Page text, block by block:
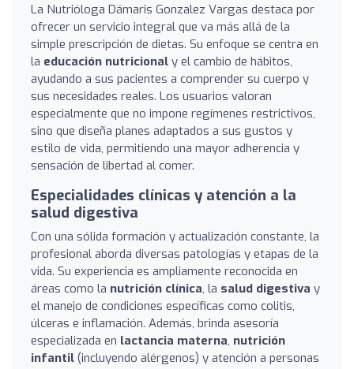
La Nutrióloga Dámaris Gonzalez Vargas destaca por
ofrecer un servicio integral que va más allá de la
simple prescripción de dietas. Su enfoque se centra en
la educación nutricional y el cambio de hábitos,
ayudando a sus pacientes a comprender su cuerpo y
sus necesidades reales. Los usuarios valoran
especialmente que no impone regímenes restrictivos,
sino que diseña planes adaptados a sus gustos y
estilo de vida, permitiendo una mayor adherencia y
sensación de libertad al comer.
Especialidades clínicas y atención a la
salud digestiva
Con una sólida formación y actualización constante, la
profesional aborda diversas patologías y etapas de la
vida. Su experiencia es ampliamente reconocida en
áreas como la nutrición clínica, la salud digestiva y
el manejo de condiciones específicas como colitis,
úlceras e inflamación. Además, brinda asesoría
especializada en lactancia materna, nutrición
infantil (incluyendo alérgenos) y atención a personas